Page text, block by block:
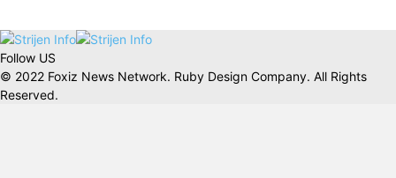
Follow US
© 2022 Foxiz News Network. Ruby Design Company. All Rights
Reserved.